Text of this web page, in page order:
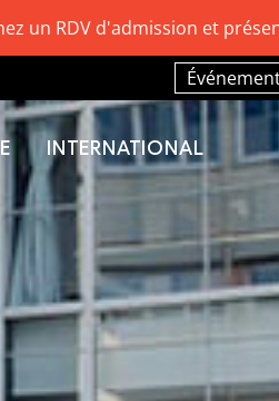
INTERNATIONAL
un RDV d'admission et